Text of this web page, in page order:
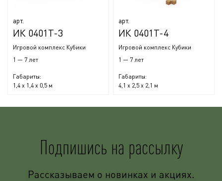
арт.
ИК 0401Т-3
Игровой комплекс Кубики
1 — 7 лет
Габариты:
1,4 x 1,4 x 0,5 м
арт.
ИК 0401Т-4
Игровой комплекс Кубики
1 — 7 лет
Габариты:
4,1 x 2,5 x 2,1 м
Подпишись на рассылку
Рассказываем о новинках и акциях.